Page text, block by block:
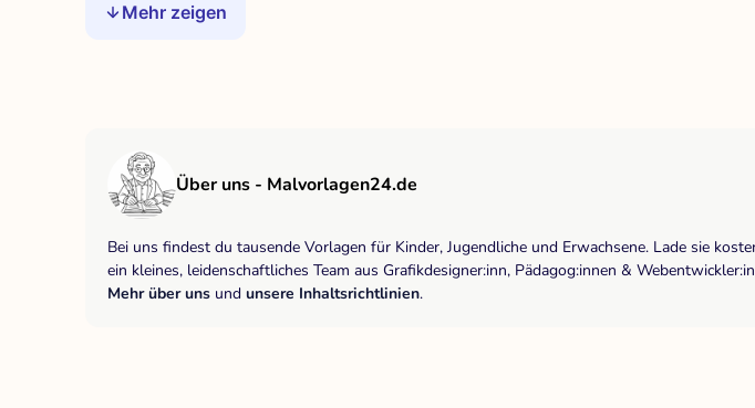
Mehr zeigen
Über uns - Malvorlagen24.de
Bei uns findest du tausende Vorlagen für Kinder, Jugendliche und Erwachsene. Lade sie
ein kleines, leidenschaftliches Team aus Grafikdesigner:inn, Pädagog:innen &
Mehr über uns und unsere Inhaltsrichtlinien.